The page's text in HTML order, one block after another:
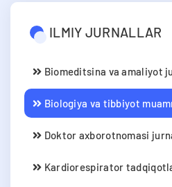
ILMIY JURNALLAR
Biomeditsina va amaliyot
Biologiya va tibbiyot
Doktor axborotnomasi
Kardiorespirator